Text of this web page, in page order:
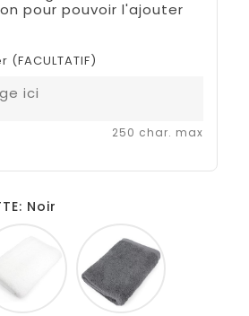
pour pouvoir l'ajouter
250 char. max
Noir